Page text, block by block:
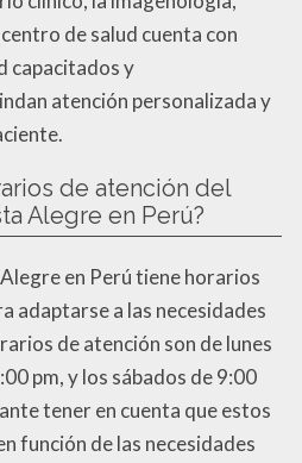
de salud cuenta con
capacitados y
atención personalizada y
de atención del
Alegre en Perú?
en Perú tiene horarios
adaptarse a las necesidades
de atención son de lunes
pm, y los sábados de 9:00
tener en cuenta que estos
función de las necesidades